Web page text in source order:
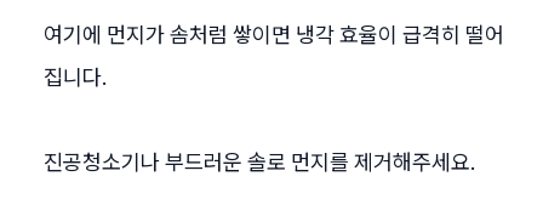
여기에 먼지가 솜처럼 쌓이면 냉각 효율이 급격히 떨어
집니다.
진공청소기나 부드러운 솔로 먼지를 제거해주세요.